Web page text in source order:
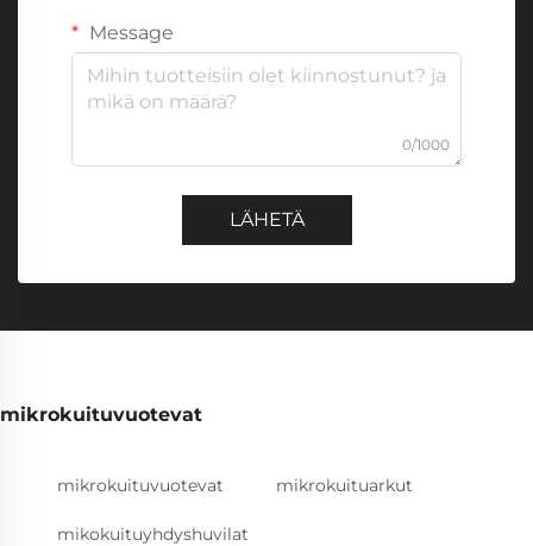
Message
0/1000
LÄHETÄ
mikrokuituvuotevat
mikrokuituvuotevat mikrokuituarkut
mikokuituyhdyshuvilat